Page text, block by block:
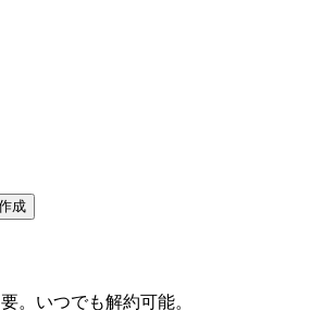
成
。いつでも解約可能。